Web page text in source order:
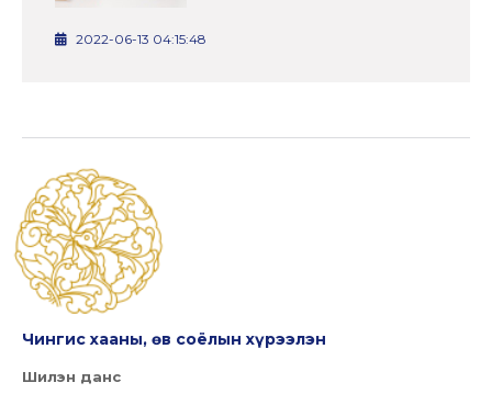
2022-06-13 04:15:48
Чингис хааны, өв соёлын хүрээлэн
Шилэн данс